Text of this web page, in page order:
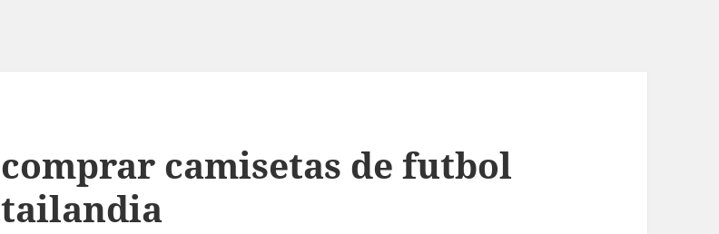
comprar camisetas de futbol
tailandia